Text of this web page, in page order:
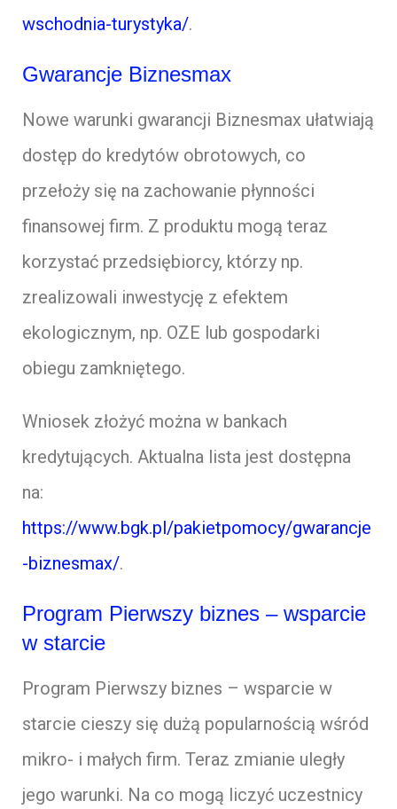
wschodnia-turystyka/.
Gwarancje Biznesmax
Nowe warunki gwarancji Biznesmax ułatwiają
dostęp do kredytów obrotowych, co
przełoży się na zachowanie płynności
finansowej firm. Z produktu mogą teraz
korzystać przedsiębiorcy, którzy np.
zrealizowali inwestycję z efektem
ekologicznym, np. OZE lub gospodarki
obiegu zamkniętego.
Wniosek złożyć można w bankach
kredytujących. Aktualna lista jest dostępna
na:
https://www.bgk.pl/pakietpomocy/gwarancje
-biznesmax/.
Program Pierwszy biznes – wsparcie
w starcie
Program Pierwszy biznes – wsparcie w
starcie cieszy się dużą popularnością wśród
mikro- i małych firm. Teraz zmianie uległy
jego warunki. Na co mogą liczyć uczestnicy